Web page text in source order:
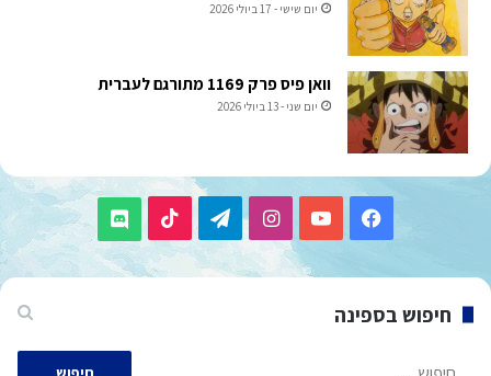
יום שישי - 17 ביולי 2026
וואן פיס פרק 1169 מתורגם לעברית
יום שני - 13 ביולי 2026
Facebook
YouTube
Instagram
Telegram
TikTok
Discord
חיפוש בספינה
חיפוש: